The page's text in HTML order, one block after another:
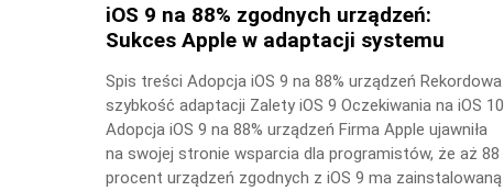
iOS 9 na 88% zgodnych urządzeń:
Sukces Apple w adaptacji systemu
Spis treści Adopcja iOS 9 na 88% urządzeń Rekordowa
szybkość adaptacji Zalety iOS 9 Oczekiwania na iOS 10
Adopcja iOS 9 na 88% urządzeń Firma Apple ujawniła
na swojej stronie wsparcia dla programistów, że aż 88
procent urządzeń zgodnych z iOS 9 ma zainstalowaną